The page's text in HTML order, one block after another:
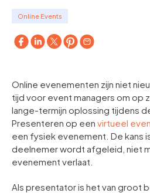
Online Events
Online evenementen zijn niet
tijd voor event managers om op
lange-termijn oplossing tijdens
Presenteren op een virtueel
een fysiek evenement. De kans
deelnemer wordt afgeleid, niet
evenement verlaat.
Als presentator is het van groot